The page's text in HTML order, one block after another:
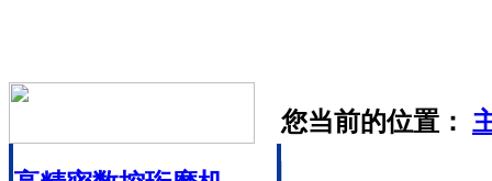
您当前的位置：